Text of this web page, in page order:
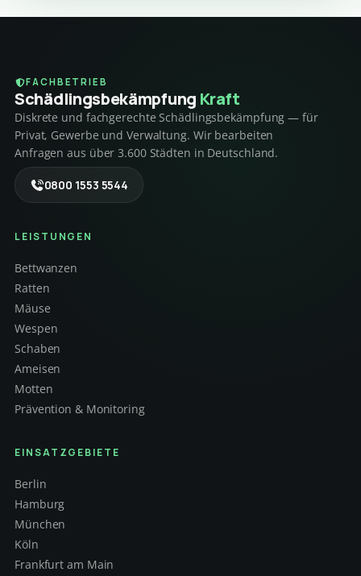
FACHBETRIEB
Schädlings­bekämpfung Kraft
Diskrete und fachgerechte Schädlingsbekämpfung — für
Privat, Gewerbe und Verwaltung. Wir bearbeiten
Anfragen aus über 3.600 Städten in Deutschland.
0800 1553 5544
LEISTUNGEN
Bettwanzen
Ratten
Mäuse
Wespen
Schaben
Ameisen
Motten
Prävention & Monitoring
EINSATZGEBIETE
Berlin
Hamburg
München
Köln
Frankfurt am Main